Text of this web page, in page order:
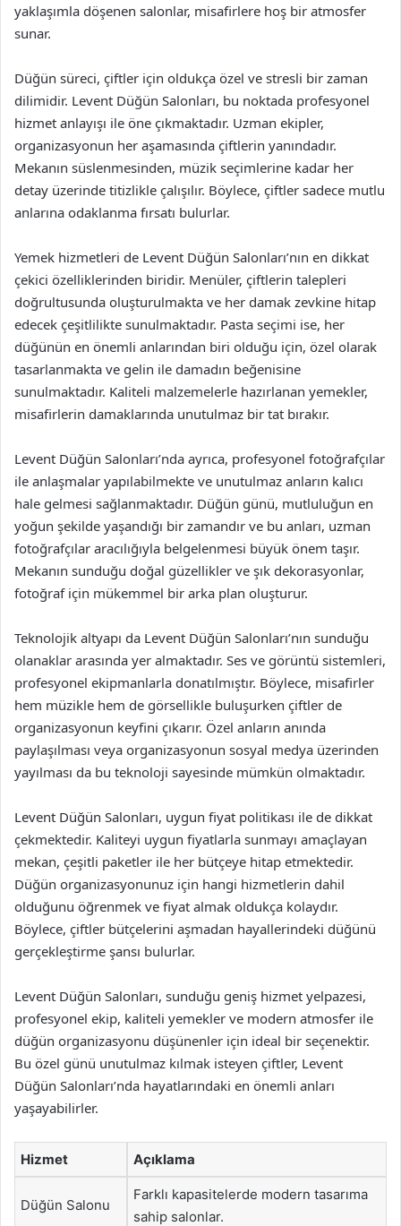
yaklaşımla döşenen salonlar, misafirlere hoş bir atmosfer
sunar.
Düğün süreci, çiftler için oldukça özel ve stresli bir zaman
dilimidir. Levent Düğün Salonları, bu noktada profesyonel
hizmet anlayışı ile öne çıkmaktadır. Uzman ekipler,
organizasyonun her aşamasında çiftlerin yanındadır.
Mekanın süslenmesinden, müzik seçimlerine kadar her
detay üzerinde titizlikle çalışılır. Böylece, çiftler sadece mutlu
anlarına odaklanma fırsatı bulurlar.
Yemek hizmetleri de Levent Düğün Salonları’nın en dikkat
çekici özelliklerinden biridir. Menüler, çiftlerin talepleri
doğrultusunda oluşturulmakta ve her damak zevkine hitap
edecek çeşitlilikte sunulmaktadır. Pasta seçimi ise, her
düğünün en önemli anlarından biri olduğu için, özel olarak
tasarlanmakta ve gelin ile damadın beğenisine
sunulmaktadır. Kaliteli malzemelerle hazırlanan yemekler,
misafirlerin damaklarında unutulmaz bir tat bırakır.
Levent Düğün Salonları’nda ayrıca, profesyonel fotoğrafçılar
ile anlaşmalar yapılabilmekte ve unutulmaz anların kalıcı
hale gelmesi sağlanmaktadır. Düğün günü, mutluluğun en
yoğun şekilde yaşandığı bir zamandır ve bu anları, uzman
fotoğrafçılar aracılığıyla belgelenmesi büyük önem taşır.
Mekanın sunduğu doğal güzellikler ve şık dekorasyonlar,
fotoğraf için mükemmel bir arka plan oluşturur.
Teknolojik altyapı da Levent Düğün Salonları’nın sunduğu
olanaklar arasında yer almaktadır. Ses ve görüntü sistemleri,
profesyonel ekipmanlarla donatılmıştır. Böylece, misafirler
hem müzikle hem de görsellikle buluşurken çiftler de
organizasyonun keyfini çıkarır. Özel anların anında
paylaşılması veya organizasyonun sosyal medya üzerinden
yayılması da bu teknoloji sayesinde mümkün olmaktadır.
Levent Düğün Salonları, uygun fiyat politikası ile de dikkat
çekmektedir. Kaliteyi uygun fiyatlarla sunmayı amaçlayan
mekan, çeşitli paketler ile her bütçeye hitap etmektedir.
Düğün organizasyonunuz için hangi hizmetlerin dahil
olduğunu öğrenmek ve fiyat almak oldukça kolaydır.
Böylece, çiftler bütçelerini aşmadan hayallerindeki düğünü
gerçekleştirme şansı bulurlar.
Levent Düğün Salonları, sunduğu geniş hizmet yelpazesi,
profesyonel ekip, kaliteli yemekler ve modern atmosfer ile
düğün organizasyonu düşünenler için ideal bir seçenektir.
Bu özel günü unutulmaz kılmak isteyen çiftler, Levent
Düğün Salonları’nda hayatlarındaki en önemli anları
yaşayabilirler.
Hizmet Açıklama
Düğün Salonu
Farklı kapasitelerde modern tasarıma
sahip salonlar.